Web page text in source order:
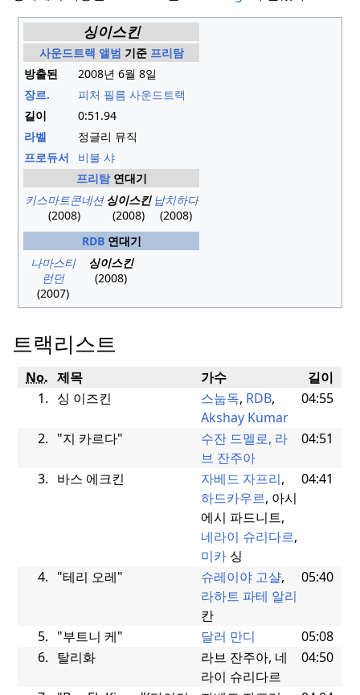
싱이스킨
사운드트랙 앨범 기준 프리탐
방출된
2008년 6월 8일
장르.
피처 필름 사운드트랙
길이
0:51.94
라벨
정글리 뮤직
프로듀서
비불 샤
프리탐연대기
키스마트콘네션
(2008)
싱이스킨
(2008)
납치하다
(2008)
RDB연대기
나마스티
런던
(2007)
싱이스킨
(2008)
트랙리스트
No. 제목 가수
길이
1. 싱 이즈킨 스눕독, RDB,
Akshay Kumar
04:55
2. "지 카르다" 수잔 드멜로, 라
브 잔주아
04:51
3. 바스 에크킨 자베드 자프리,
하드카우르, 아시
에시 파드니트,
네라이 슈리다르,
미카 싱
04:41
4. "테리 오레" 슈레이야 고샬,
라하트 파테 알리
칸
05:40
5. "부트니 케" 달러 만디
05:08
6. 탈리화
라브 잔주아, 네
라이 슈리다르
04:50